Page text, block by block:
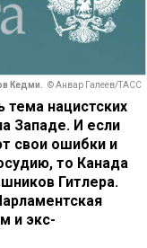
Кедми. © Анвар Галеев/ТАСС
тема нацистских
Западе. И если
свои ошибки и
то Канада
Гитлера.
и экс-